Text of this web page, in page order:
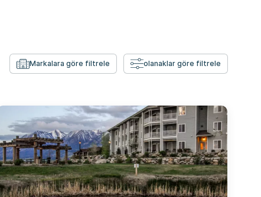
Markalara göre filtrele olanaklar göre filtrele